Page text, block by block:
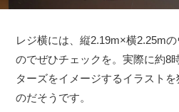
レジ横には、縦2.19m×横2.25m
のでぜひチェックを。実際に約8
ターズをイメージするイラスト
のだそうです。